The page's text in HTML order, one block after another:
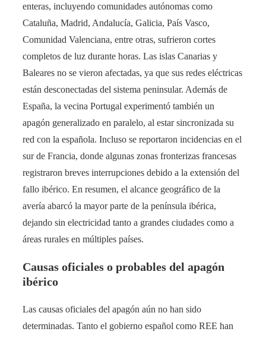
enteras, incluyendo comunidades autónomas como
Cataluña, Madrid, Andalucía, Galicia, País Vasco,
Comunidad Valenciana, entre otras, sufrieron cortes
completos de luz durante horas. Las islas Canarias y
Baleares no se vieron afectadas, ya que sus redes eléctricas
están desconectadas del sistema peninsular. Además de
España, la vecina Portugal experimentó también un
apagón generalizado en paralelo, al estar sincronizada su
red con la española​. Incluso se reportaron incidencias en el
sur de Francia, donde algunas zonas fronterizas francesas
registraron breves interrupciones debido a la extensión del
fallo ibérico​. En resumen, el alcance geográfico de la
avería abarcó la mayor parte de la península ibérica,
dejando sin electricidad tanto a grandes ciudades como a
áreas rurales en múltiples países.
Causas oficiales o probables del apagón
ibérico
Las causas oficiales del apagón aún no han sido
determinadas. Tanto el gobierno español como REE han